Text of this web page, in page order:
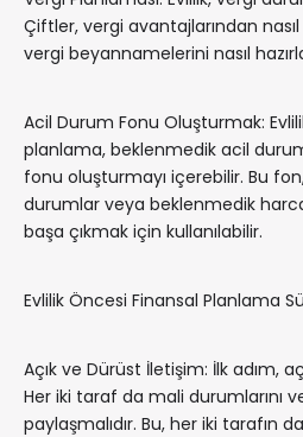
Çiftler, vergi avantajlarından
vergi beyannamelerini nasıl
Acil Durum Fonu Oluşturmak:
planlama, beklenmedik acil
fonu oluşturmayı içerebilir. Bu
durumlar veya beklenmedik
başa çıkmak için kullanılabilir.
Evlilik Öncesi Finansal Planlama
Açık ve Dürüst İletişim: İlk adım,
Her iki taraf da mali durumlarını
paylaşmalıdır. Bu, her iki tarafın